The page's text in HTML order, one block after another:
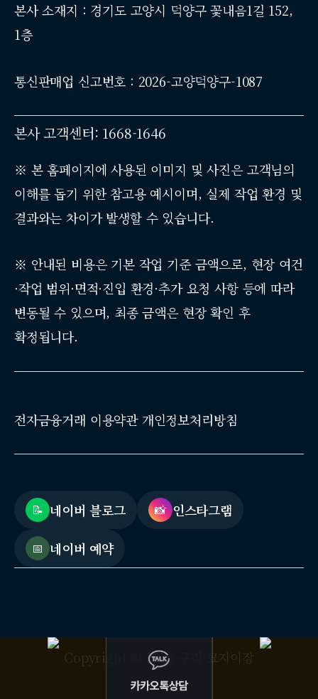
본사 소재지 : 경기도 고양시 덕양구 꽃내음1길 152,
1층
통신판매업 신고번호 : 2026-고양덕양구-1087
본사 고객센터: 1668-1646
※ 본 홈페이지에 사용된 이미지 및 사진은 고객님의
이해를 돕기 위한 참고용 예시이며, 실제 작업 환경 및
결과와는 차이가 발생할 수 있습니다.
※ 안내된 비용은 기본 작업 기준 금액으로, 현장 여건
·작업 범위·면적·진입 환경·추가 요청 사항 등에 따라
변동될 수 있으며, 최종 금액은 현장 확인 후
확정됩니다.
전자금융거래 이용약관 개인정보처리방침
📝 네이버 블로그 📸 인스타그램
📅 네이버 예약
Copyright © 2026 구리 묘지이장